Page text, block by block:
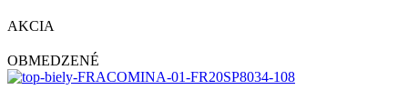
AKCIA
OBMEDZENÉ